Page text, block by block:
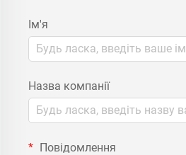
Ім'я
Назва компанії
Повідомлення